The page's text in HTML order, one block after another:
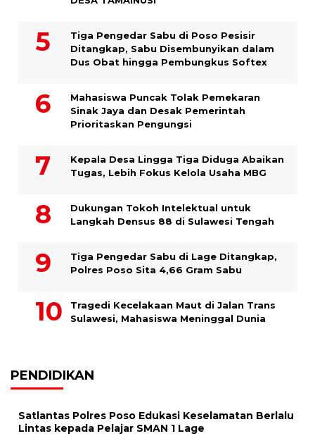
Tiga Pengedar Sabu di Poso Pesisir
Ditangkap, Sabu Disembunyikan dalam
Dus Obat hingga Pembungkus Softex
Mahasiswa Puncak Tolak Pemekaran
Sinak Jaya dan Desak Pemerintah
Prioritaskan Pengungsi
Kepala Desa Lingga Tiga Diduga Abaikan
Tugas, Lebih Fokus Kelola Usaha MBG
Dukungan Tokoh Intelektual untuk
Langkah Densus 88 di Sulawesi Tengah
Tiga Pengedar Sabu di Lage Ditangkap,
Polres Poso Sita 4,66 Gram Sabu
Tragedi Kecelakaan Maut di Jalan Trans
Sulawesi, Mahasiswa Meninggal Dunia
PENDIDIKAN
Satlantas Polres Poso Edukasi Keselamatan Berlalu
Lintas kepada Pelajar SMAN 1 Lage